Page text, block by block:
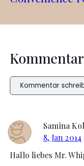
Kommentar
Samina
8, Jan 2014
Hallo liebes Mr.